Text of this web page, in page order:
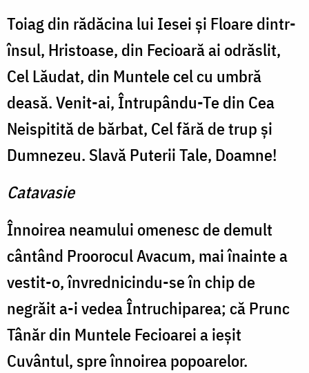
Toiag din rădăcina lui Iesei şi Floare dintr-
însul, Hristoase, din Fecioară ai odrăslit,
Cel Lăudat, din Muntele cel cu umbră
deasă. Venit-ai, Întrupându-Te din Cea
Neispitită de bărbat, Cel fără de trup şi
Dumnezeu. Slavă Puterii Tale, Doamne!
Catavasie
Înnoirea neamului omenesc de demult
cântând Proorocul Avacum, mai înainte a
vestit-o, învrednicindu-se în chip de
negrăit a-i vedea Întruchiparea; că Prunc
Tânăr din Muntele Fecioarei a ieşit
Cuvântul, spre înnoirea popoarelor.